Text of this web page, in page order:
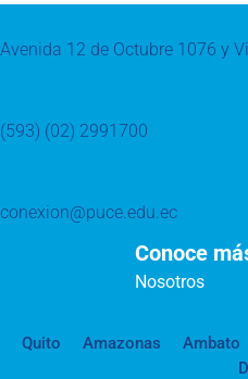
Avenida 12 de Octubre 1076 y
(593) (02) 2991700
conexion@puce.edu.ec
Conoce
Nosotros
Quito Amazonas Ambato